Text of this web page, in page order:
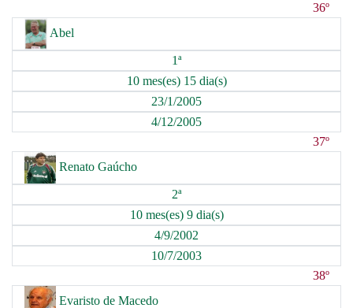
36º
Abel
1ª
10 mes(es) 15 dia(s)
23/1/2005
4/12/2005
37º
Renato Gaúcho
2ª
10 mes(es) 9 dia(s)
4/9/2002
10/7/2003
38º
Evaristo de Macedo